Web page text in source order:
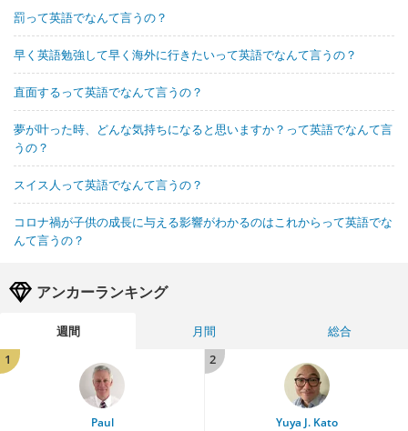
罰って英語でなんて言うの？
早く英語勉強して早く海外に行きたいって英語でなんて言うの？
直面するって英語でなんて言うの？
夢が叶った時、どんな気持ちになると思いますか？って英語でなんて言
うの？
スイス人って英語でなんて言うの？
コロナ禍が子供の成長に与える影響がわかるのはこれからって英語でな
んて言うの？
アンカーランキング
週間 月間
総合
1
Paul
2
Yuya J. Kato